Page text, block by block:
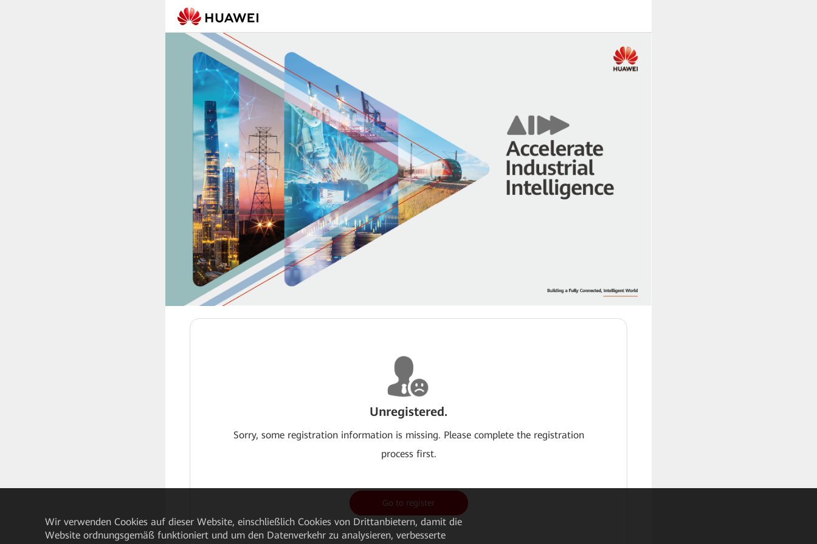
Unregistered.
Sorry, some registration information is missing. Please complete the registration
process first.
Go to register
Wir verwenden Cookies auf dieser Website, einschließlich Cookies von Drittanbietern, damit die
Website ordnungsgemäß funktioniert und um den Datenverkehr zu analysieren, verbesserte